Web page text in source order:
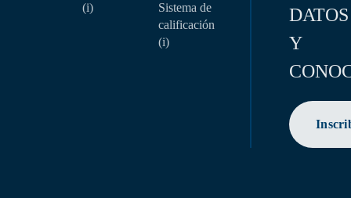
(i)
Sistema de
calificación
(i)
DATOS
Y